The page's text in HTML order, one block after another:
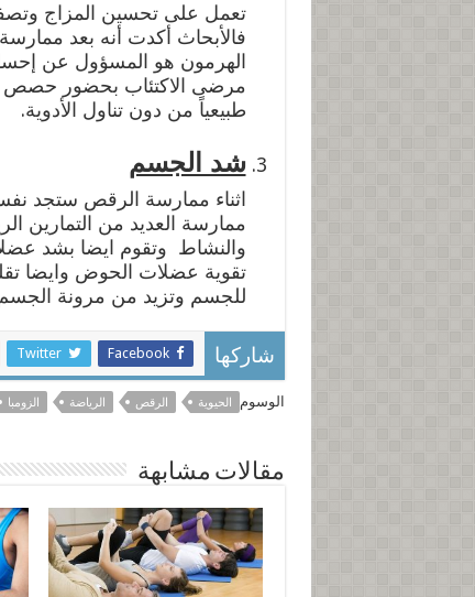
تعمل على تحسين المزاج
فالأبحاث أكدت أنه بعد
الهرمون هو المسؤول عن
مرضى الاكتئاب بحضور حصص
طبيعياً من دون تناول الأدوية.
شد الجسم
اثناء ممارسة الرقص ستجد
ممارسة العديد من التمارين
والنشاط وتقوم ايضا بشد
تقوية عضلات الحوض وايضا
للجسم وتزيد من مرونة
شاركها Facebook
Twitter
الوسوم الحيوية الرقص الرياضة الزومبا
مقالات مشابهة